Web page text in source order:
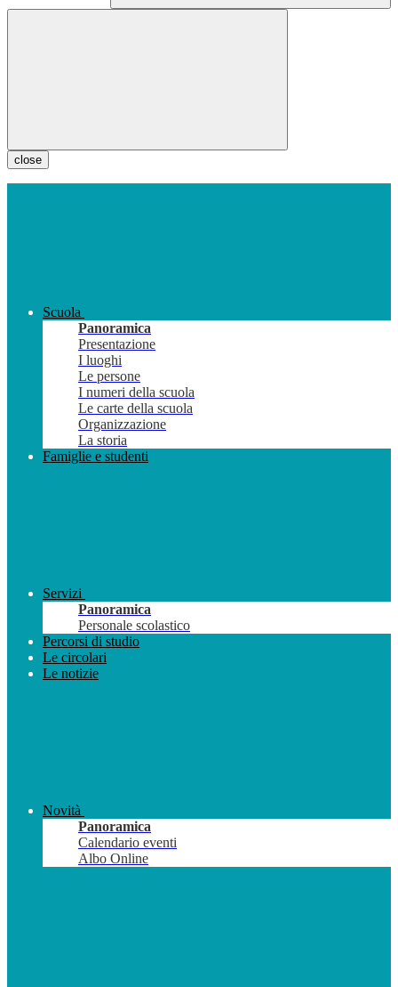
close
Scuola
Panoramica
Presentazione
I luoghi
Le persone
I numeri della scuola
Le carte della scuola
Organizzazione
La storia
Famiglie e studenti
Servizi
Panoramica
Personale scolastico
Percorsi di studio
Le circolari
Le notizie
Novità
Panoramica
Calendario eventi
Albo Online